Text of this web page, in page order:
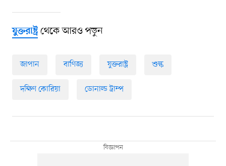
যুক্তরাষ্ট্রথেকে আরও পড়ুন
জাপান বাণিজ্য যুক্তরাষ্ট্র শুল্ক
দক্ষিণ কোরিয়া ডোনাল্ড ট্রাম্প